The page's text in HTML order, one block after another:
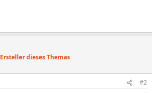
Ersteller dieses Themas
#2